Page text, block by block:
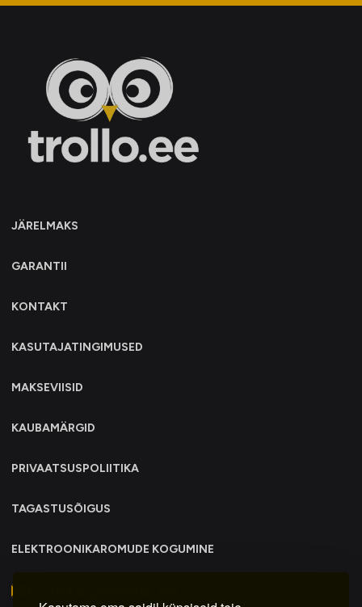
JÄRELMAKS
GARANTII
KONTAKT
KASUTAJATINGIMUSED
MAKSEVIISID
KAUBAMÄRGID
PRIVAATSUSPOLIITIKA
TAGASTUSÕIGUS
ELEKTROONIKAROMUDE KOGUMINE